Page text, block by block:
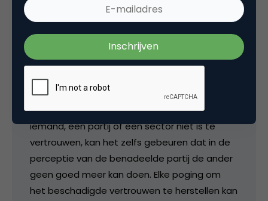
wederzijdse belang. Als blijkt dat de gemaakte
afspraken niet worden nagekomen, men te
nadrukkelijk bezig is met het eigen belang of
de winst ten koste van jou te maximaliseren
dan haakt de verliezer af.
Als het beeld eenmaal is ontstaan dat
iemand, een partij of een sector niet is te
vertrouwen, kan het zelfs gebeuren dat in de
perceptie van de benadeelde partij de ander
geen goed meer kan doen. Elke poging om
het beschadigde vertrouwen te herstellen kan